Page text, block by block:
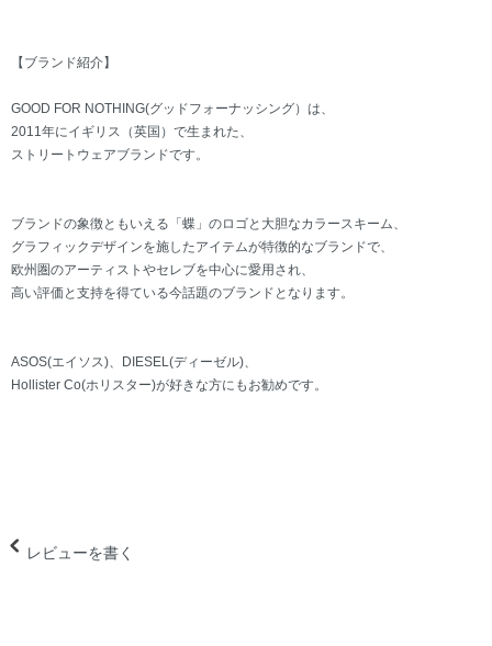
【ブランド紹介】
GOOD FOR NOTHING(グッドフォーナッシング）は、
2011年にイギリス（英国）で生まれた、
ストリートウェアブランドです。
ブランドの象徴ともいえる「蝶」のロゴと大胆なカラースキーム、
グラフィックデザインを施したアイテムが特徴的なブランドで、
欧州圏のアーティストやセレブを中心に愛用され、
高い評価と支持を得ている今話題のブランドとなります。
ASOS(エイソス)、DIESEL(ディーゼル)、
Hollister Co(ホリスター)が好きな方にもお勧めです。
レビューを書く